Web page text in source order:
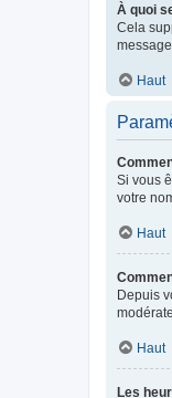
À quoi
Cela
Haut
Si vous
votre
Haut
Depuis
Haut
Les